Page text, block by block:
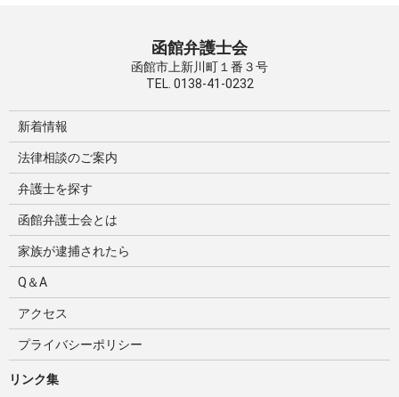
函館弁護士会
函館市上新川町１番３号
TEL. 0138-41-0232
新着情報
法律相談のご案内
弁護士を探す
函館弁護士会とは
家族が逮捕されたら
Q＆A
アクセス
プライバシーポリシー
リンク集